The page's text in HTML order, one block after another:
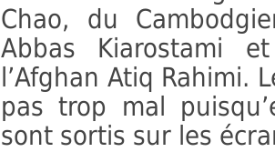
Chao, du
Abbas Kiarostami
l’Afghan Atiq Rahimi.
pas trop mal
sont sortis sur les